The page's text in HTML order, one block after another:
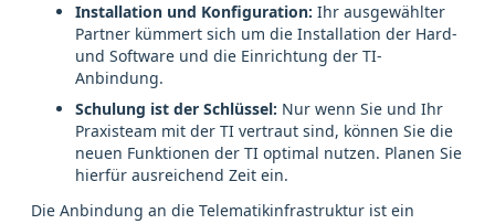
Installation und Konfiguration: Ihr ausgewählter
Partner kümmert sich um die Installation der Hard-
und Software und die Einrichtung der TI-
Anbindung.
Schulung ist der Schlüssel: Nur wenn Sie und Ihr
Praxisteam mit der TI vertraut sind, können Sie die
neuen Funktionen der TI optimal nutzen. Planen Sie
hierfür ausreichend Zeit ein.
Die Anbindung an die Telematikinfrastruktur ist ein